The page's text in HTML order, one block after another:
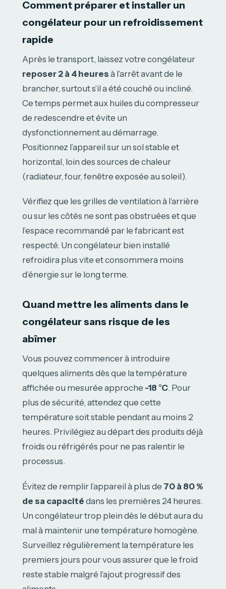
Comment préparer et installer un
congélateur pour un refroidissement
rapide
Après le transport, laissez votre congélateur
reposer 2 à 4 heures à l’arrêt avant de le
brancher, surtout s’il a été couché ou incliné.
Ce temps permet aux huiles du compresseur
de redescendre et évite un
dysfonctionnement au démarrage.
Positionnez l’appareil sur un sol stable et
horizontal, loin des sources de chaleur
(radiateur, four, fenêtre exposée au soleil).
Vérifiez que les grilles de ventilation à l’arrière
ou sur les côtés ne sont pas obstruées et que
l’espace recommandé par le fabricant est
respecté. Un congélateur bien installé
refroidira plus vite et consommera moins
d’énergie sur le long terme.
Quand mettre les aliments dans le
congélateur sans risque de les
abîmer
Vous pouvez commencer à introduire
quelques aliments dès que la température
affichée ou mesurée approche -18 °C. Pour
plus de sécurité, attendez que cette
température soit stable pendant au moins 2
heures. Privilégiez au départ des produits déjà
froids ou réfrigérés pour ne pas ralentir le
processus.
Évitez de remplir l’appareil à plus de 70 à 80 %
de sa capacité dans les premières 24 heures.
Un congélateur trop plein dès le début aura du
mal à maintenir une température homogène.
Surveillez régulièrement la température les
premiers jours pour vous assurer que le froid
reste stable malgré l’ajout progressif des